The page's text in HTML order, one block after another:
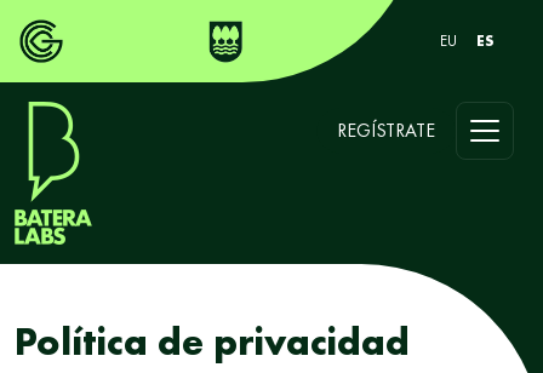
EU ES
REGÍSTRATE
Política de privacidad